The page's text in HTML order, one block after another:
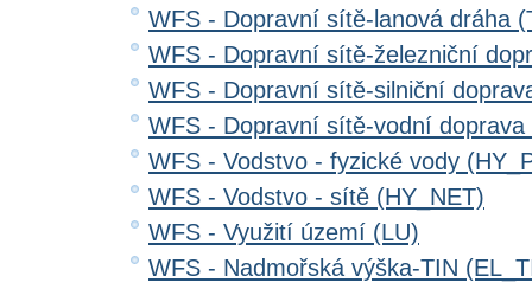
WFS - Dopravní sítě-lanová dráha
WFS - Dopravní sítě-železniční
WFS - Dopravní sítě-silniční
WFS - Dopravní sítě-vodní doprava
WFS - Vodstvo - fyzické vody
WFS - Vodstvo - sítě (HY_NET)
WFS - Využití území (LU)
WFS - Nadmořská výška-TIN